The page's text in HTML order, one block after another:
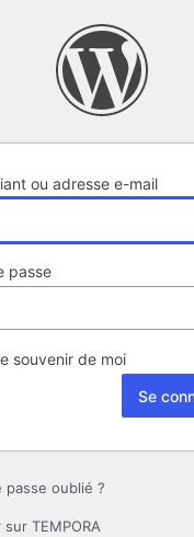
ou adresse e-mail
passe
souvenir de moi
passe oublié ?
TEMPORA